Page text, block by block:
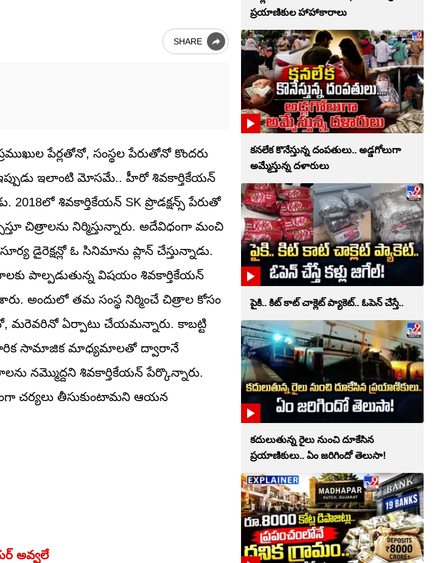
SHARE
పేర్లతోనో, సంస్థల పేరుతోనో కొందరు
ఇలాంటి మోసమే.. హీరో శివకార్తికేయన్
శివకార్తికేయన్‌ SK ప్రొడక్షన్స్‌ పేరుతో
చిత్రాలను నిర్మిస్తున్నారు. అదేవిధంగా మంచి
డైరెక్షన్లో ఓ సినిమాను ప్లాన్ చేస్తున్నాడు.
పాల్పడుతున్న విషయం శివకార్తికేయన్‌
అందులో తమ సంస్థ నిర్మించే చిత్రాల కోసం
మరెవరినో ఏర్పాటు చేయమన్నారు. కాబట్టి
సామాజిక మాధ్యమాలతో ద్వారానే
నమ్మొద్దని శివకార్తికేయన్‌ పేర్కొన్నారు.
చర్యలు తీసుకుంటామని ఆయన
అవ్వలే
ప్రయాణికుల హాహాకారాలు
కనలేక కొనేస్తున్న దంపతులు.. అడ్డగోలుగా
అమ్మేస్తున్న దళారులు
పైకి.. కిట్‌ కాట్‌ చాక్లెట్ ప్యాకెట్‌.. ఓపెన్‌ చేస్తే..
కదులుతున్న రైలు నుంచి దూకేసిన
ప్రయాణికులు.. ఏం జరిగిందో తెలుసా!